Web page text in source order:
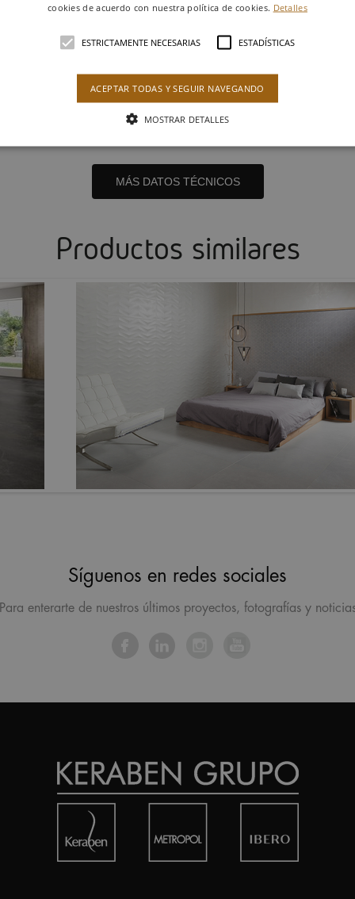
BLANCO
25 X 50 cm
MÁS DATOS TÉCNICOS
Productos similares
SPATULA
Síguenos en redes sociales
Para enterarte de nuestros últimos proyectos, fotografías y
cookies de acuerdo con nuestra política de cookies. Detalles
ESTRICTAMENTE NECESARIAS ESTADÍSTICAS
ACEPTAR TODAS Y SEGUIR NAVEGANDO
MOSTRAR DETALLES